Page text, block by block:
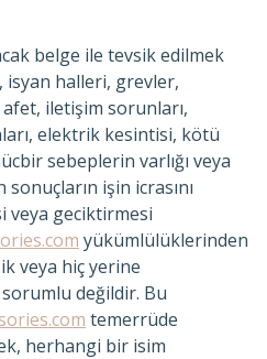
belge ile tevsik edilmek
isyan halleri, grevler,
iletişim sorunları,
elektrik kesintisi, kötü
sebeplerin varlığı veya
işin icrasını
veya geciktirmesi
yükümlülüklerinden
veya hiç yerine
değildir. Bu
temerrüde
herhangi bir isim